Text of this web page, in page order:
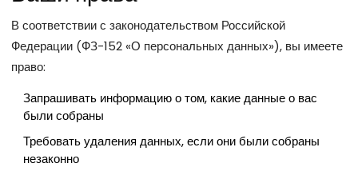
В соответствии с законодательством Российской
Федерации (ФЗ-152 «О персональных данных»), вы имеете
право:
Запрашивать информацию о том, какие данные о вас
были собраны
Требовать удаления данных, если они были собраны
незаконно